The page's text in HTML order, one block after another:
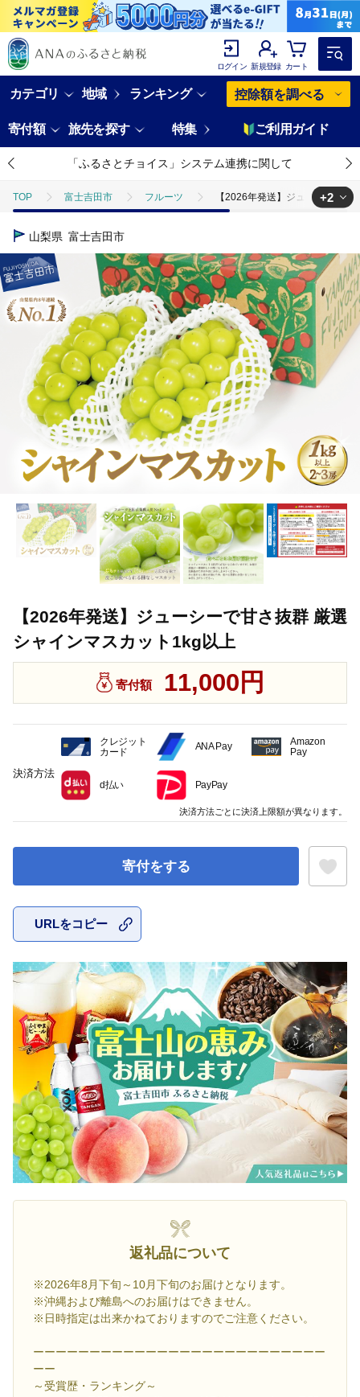
ログイン 新規登録 カート
カテゴリ 地域 ランキング 控除額を調べる
寄付額 旅先を探す 特集 ご利用ガイド
「ふるさとチョイス」システム連携に関して
TOP 富士吉田市 フルーツ 【2026年発送】ジューシーで
TOP
TOP フルーツ ぶどう・マスカット 【2026年発送】ジュー
+2
山梨県 富士吉田市
【2026年発送】ジューシーで甘さ抜群 厳選
シャインマスカット1kg以上
寄付額 11,000円
寄付をする
URLをコピー
返礼品について
※2026年8月下旬～10月下旬のお届けとなります。
※沖縄および離島へのお届けはできません。
※日時指定は出来かねておりますのでご注意ください。
ーーーーーーーーーーーーーーーーーーーーーーーーーー
ーー
～受賞歴・ランキング～
決済方法
クレジット
カード
ANA Pay
Amazon
Pay
d払い PayPay
決済方法ごとに決済上限額が異なります。